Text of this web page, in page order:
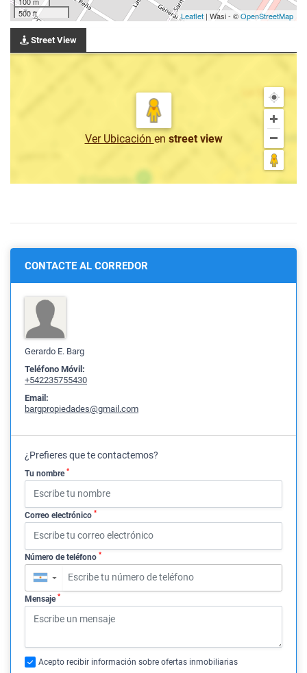
500 ft
Leaflet | Wasi - ©OpenStreetMap
Street View
Ver Ubicación en street view
CONTACTE AL CORREDOR
Gerardo E. Barg
Teléfono Móvil:
+542235755430
Email:
bargpropiedades@gmail.com
¿Prefieres que te contactemos?
Tu nombre *
Correo electrónico *
Número de teléfono *
▼
Mensaje *
Acepto recibir información sobre ofertas inmobiliarias